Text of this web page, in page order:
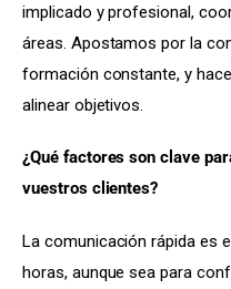
implicado y profesional,
áreas. Apostamos por la
formación constante, y
alinear objetivos.
¿Qué factores son clave
vuestros clientes?
La comunicación rápida es
horas, aunque sea para